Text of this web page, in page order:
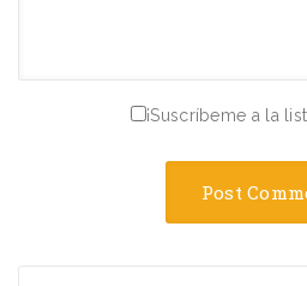
¡Suscríbeme a la